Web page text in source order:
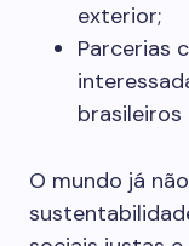
exterior;
Parcerias
brasileiros
O mundo já